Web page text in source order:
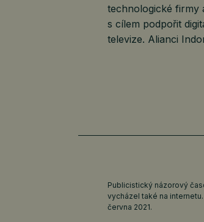
technologické firmy
s cílem podpořit
televize. Alianci
Publicistický názorový
vycházel také na
června 2021.